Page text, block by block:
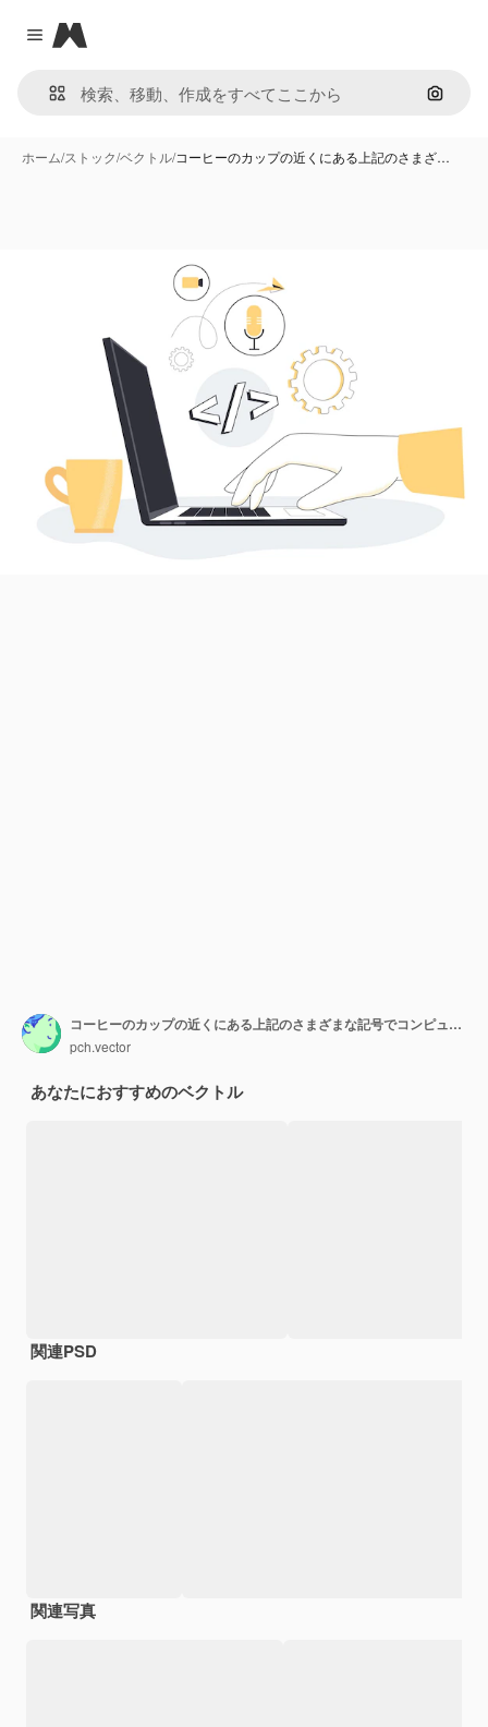
Close menu
Magnific
画像で
ホーム/ストック/ベクトル/コーヒーのカップの近くにある上記のさまざ…
コーヒーのカップの近くにある上記のさまざまな記号でコンピューターに入力する人間の手。開いているラップトップフラットベクトル図の側面図。新技術、ミレニアル世代の仕事のコンセプト
pch.vector
あなたにおすすめのベクトル
関連PSD
関連写真